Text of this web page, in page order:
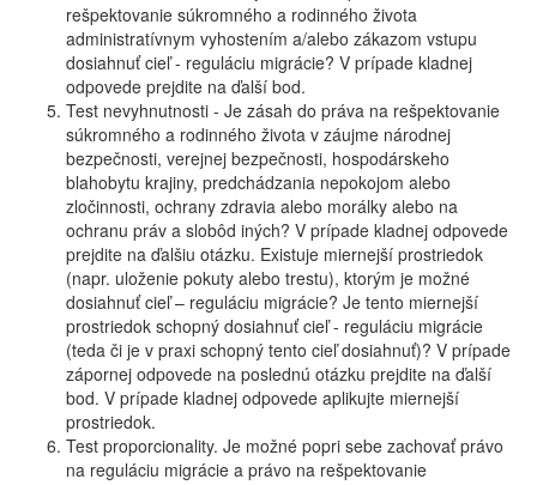
rešpektovanie súkromného a rodinného života
administratívnym vyhostením a/alebo zákazom vstupu
dosiahnuť cieľ - reguláciu migrácie? V prípade kladnej
odpovede prejdite na ďalší bod.
Test nevyhnutnosti - Je zásah do práva na rešpektovanie
súkromného a rodinného života v záujme národnej
bezpečnosti, verejnej bezpečnosti, hospodárskeho
blahobytu krajiny, predchádzania nepokojom alebo
zločinnosti, ochrany zdravia alebo morálky alebo na
ochranu práv a slobôd iných? V prípade kladnej odpovede
prejdite na ďalšiu otázku. Existuje miernejší prostriedok
(napr. uloženie pokuty alebo trestu), ktorým je možné
dosiahnuť cieľ – reguláciu migrácie? Je tento miernejší
prostriedok schopný dosiahnuť cieľ - reguláciu migrácie
(teda či je v praxi schopný tento cieľ dosiahnuť)? V prípade
zápornej odpovede na poslednú otázku prejdite na ďalší
bod. V prípade kladnej odpovede aplikujte miernejší
prostriedok.
Test proporcionality. Je možné popri sebe zachovať právo
na reguláciu migrácie a právo na rešpektovanie